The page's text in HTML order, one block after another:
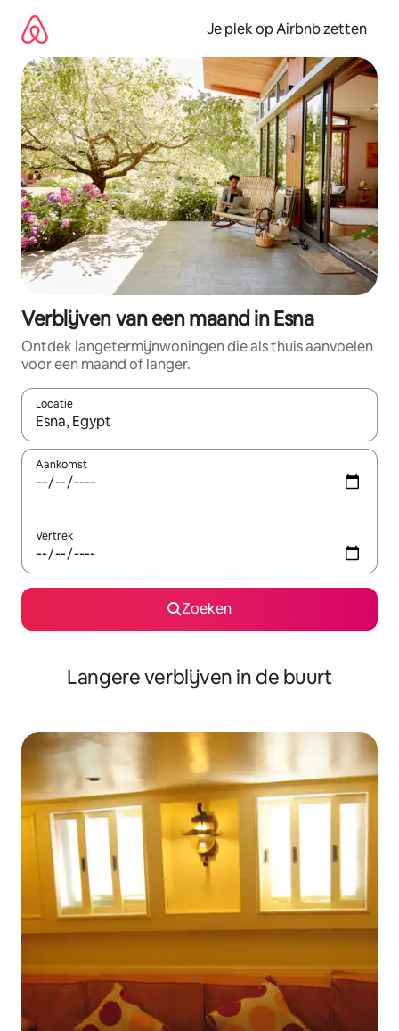
direct
naar
inhoud
Je plek op Airbnb zetten
Verblijven van een maand in Esna
Ontdek langetermijnwoningen die als thuis aanvoelen
voor een maand of langer.
Locatie
Wanneer er resultaten beschikbaar zijn, maak je een keuze
Aankomst
Vertrek
Zoeken
Langere verblijven in de buurt